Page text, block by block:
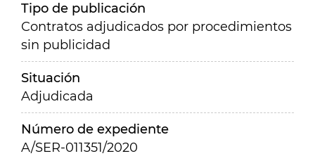
Tipo de publicación
Contratos adjudicados por procedimientos
sin publicidad
Situación
Adjudicada
Número de expediente
A/SER-011351/2020